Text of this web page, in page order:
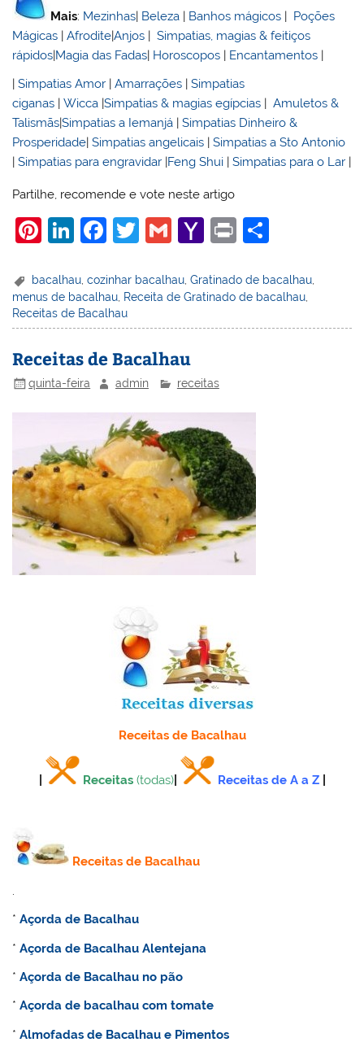
Mais: Mezinhas| Beleza | Banhos mágicos | Poções
Mágicas |Afrodite|Anjos |Simpatias, magias & feitiços
rápidos|Magia das Fadas| Horoscopos | Encantamentos |
|Simpatias Amor |Amarrações |Simpatias
ciganas |Wicca |Simpatias & magias egípcias |Amuletos &
Talismãs|Simpatias a Iemanjá |Simpatias Dinheiro &
Prosperidade |Simpatias angelicais |Simpatias a Sto Antonio
|Simpatias para engravidar Feng Shui |Simpatias para o Lar
Partilhe, recomende e vote neste artigo
Pi
er
e
st
Li
k
e
dI
n
F
c
e
b
o
o
k
T
itt
er
G
ai
l
Y
h
o
o
ai
l
Pr
t
ar
e
bacalhau ,cozinhar bacalhau ,Gratinado de bacalhau
menus de bacalhau, Receita de Gratinado de bacalhau,
Receitas de Bacalhau
Receitas de Bacalhau
quinta-feira admin receitas
Receitas de Bacalhau
Receitas (todas)| Receitas de A a Z|
Receitas de Bacalhau
.
*Açorda de Bacalhau
*Açorda de Bacalhau Alentejana
*Açorda de Bacalhau no pão
*Açorda de bacalhau com tomate
*Almofadas de Bacalhau e Pimentos